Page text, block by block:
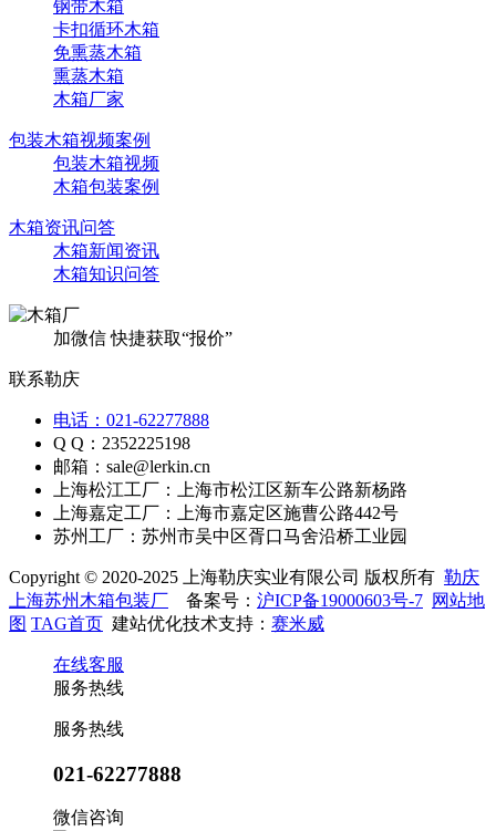
钢带木箱
卡扣循环木箱
免熏蒸木箱
熏蒸木箱
木箱厂家
包装木箱视频案例
包装木箱视频
木箱包装案例
木箱资讯问答
木箱新闻资讯
木箱知识问答
加微信 快捷获取“报价”
联系勒庆
电话：021-62277888
Q Q：2352225198
邮箱：sale@lerkin.cn
上海松江工厂：上海市松江区新车公路新杨路
上海嘉定工厂：上海市嘉定区施曹公路442号
苏州工厂：苏州市吴中区胥口马舍沿桥工业园
Copyright © 2020-2025 上海勒庆实业有限公司 版权所有 勒庆
上海苏州木箱包装厂 备案号： 沪ICP备19000603号-7 网站地
图 TAG首页 建站优化技术支持： 赛米威
在线客服
服务热线
服务热线
021-62277888
微信咨询